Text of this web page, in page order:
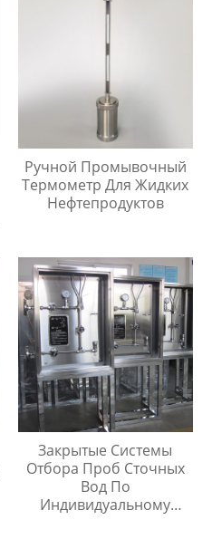
Ручной Промывочный
Термометр Для Жидких
Нефтепродуктов
Закрытые Системы
Отбора Проб Сточных
Вод По
Индивидуальному